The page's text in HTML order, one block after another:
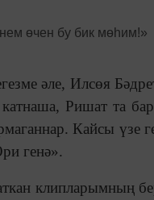
әле, Илсөя
катнаша, Ришат та
Кайсы үзе
генә».
клипларымның